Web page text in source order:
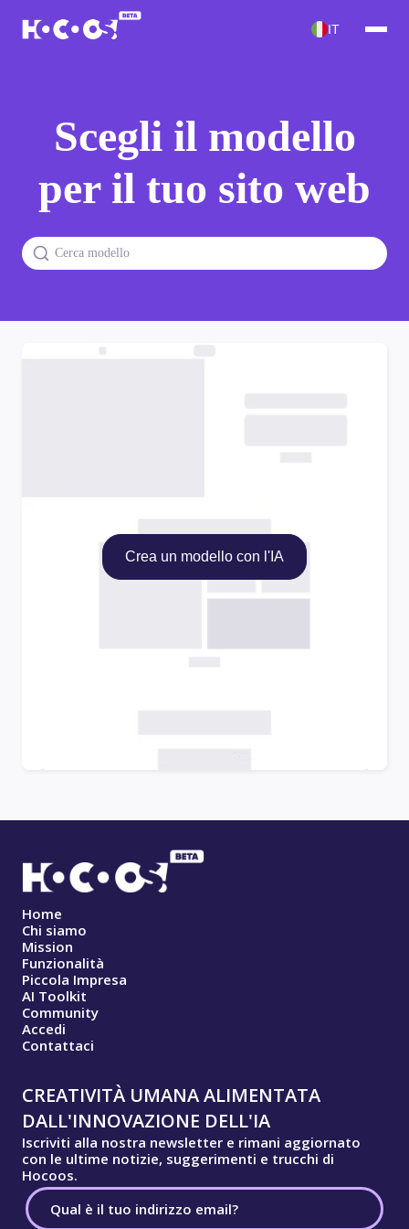
IT
Scegli il modello
per il tuo sito web
Crea un modello con l'IA
Home
Chi siamo
Mission
Funzionalità
Piccola Impresa
AI Toolkit
Community
Accedi
Contattaci
CREATIVITÀ UMANA ALIMENTATA
DALL'INNOVAZIONE DELL'IA
Iscriviti alla nostra newsletter e rimani aggiornato
con le ultime notizie, suggerimenti e trucchi di
Hocoos.